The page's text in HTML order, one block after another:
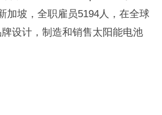
加坡，全职雇员5194人，在全球
设计，制造和销售太阳能电池